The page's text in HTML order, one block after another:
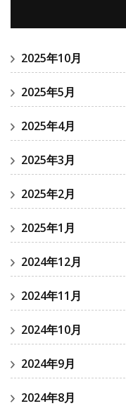
2025年10月
2025年5月
2025年4月
2025年3月
2025年2月
2025年1月
2024年12月
2024年11月
2024年10月
2024年9月
2024年8月